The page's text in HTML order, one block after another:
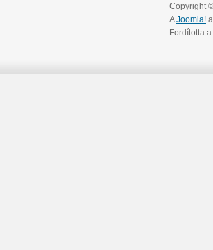
Copyright
AJoomla! a
Fordította a